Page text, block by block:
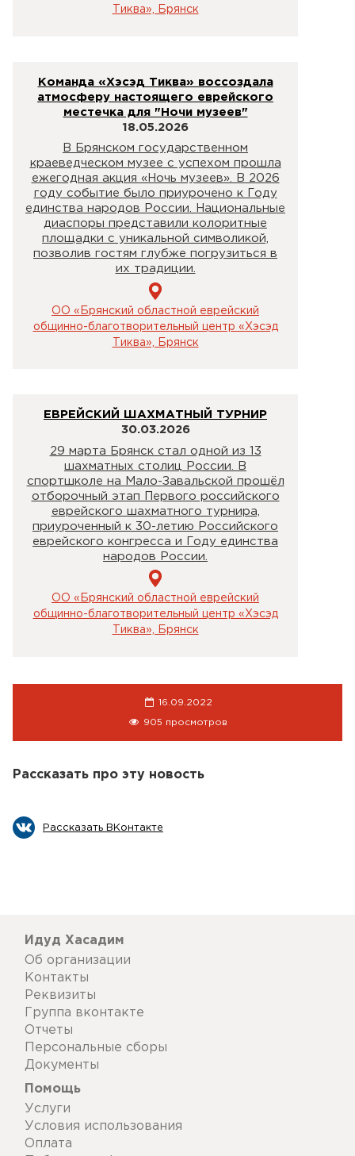
Тиква», Брянск
Команда «Хэсэд Тиква» воссоздала
атмосферу настоящего еврейского
местечка для "Ночи музеев"
18.05.2026
В Брянском государственном
краеведческом музее с успехом прошла
ежегодная акция «Ночь музеев». В 2026
году событие было приурочено к Году
единства народов России. Национальные
диаспоры представили колоритные
площадки с уникальной символикой,
позволив гостям глубже погрузиться в
их традиции.
ОО «Брянский областной еврейский
общинно-благотворительный центр «Хэсэд
Тиква», Брянск
ЕВРЕЙСКИЙ ШАХМАТНЫЙ ТУРНИР
30.03.2026
29 марта Брянск стал одной из 13
шахматных столиц России. В
спортшколе на Мало-Завальской прошёл
отборочный этап Первого российского
еврейского шахматного турнира,
приуроченный к 30-летию Российского
еврейского конгресса и Году единства
народов России.
ОО «Брянский областной еврейский
общинно-благотворительный центр «Хэсэд
Тиква», Брянск
16.09.2022
905 просмотров
Рассказать про эту новость
Рассказать ВКонтакте
Идуд Хасадим
Об организации
Контакты
Реквизиты
Группа вконтакте
Отчеты
Персональные сборы
Документы
Помощь
Услуги
Условия использования
Оплата